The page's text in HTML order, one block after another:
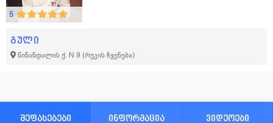
5
გული
წინანდალის ქ. N 9 (რუკის ჩვენება)
შეფასებები ინფორმაცია ვიდეოები